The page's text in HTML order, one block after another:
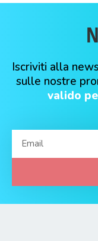
Iscriviti alla
sulle nostre
valido